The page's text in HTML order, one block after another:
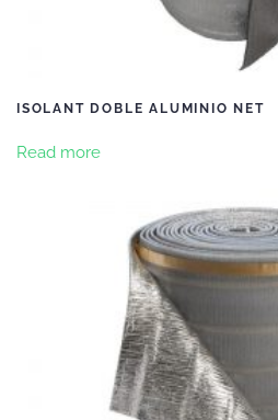
ISOLANT DOBLE ALUMINIO NET
Read more